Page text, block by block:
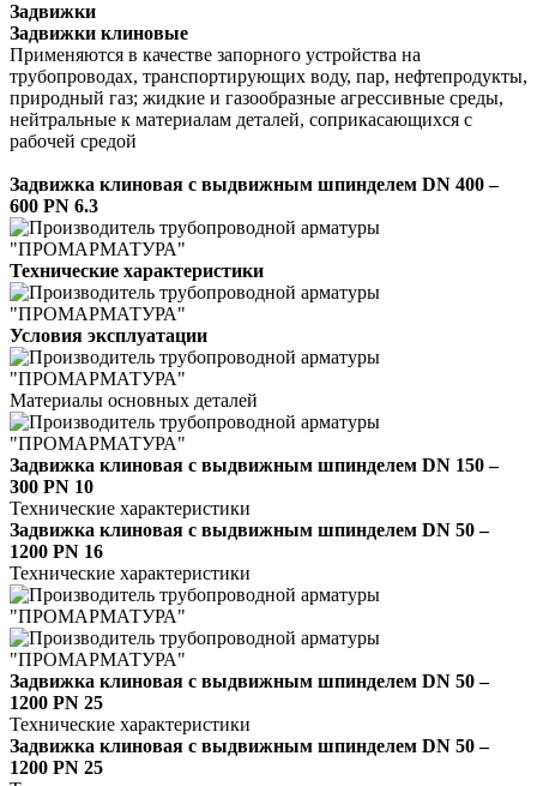
Задвижки
Задвижки клиновые
Применяются в качестве запорного устройства на
трубопроводах, транспортирующих воду, пар, нефтепродукты,
природный газ; жидкие и газообразные агрессивные среды,
нейтральные к материалам деталей, соприкасающихся с
рабочей средой
Задвижка клиновая с выдвижным шпинделем DN 400 –
600 PN 6.3
Технические характеристики
Условия эксплуатации
Материалы основных деталей
Задвижка клиновая с выдвижным шпинделем DN 150 –
300 PN 10
Технические характеристики
Задвижка клиновая с выдвижным шпинделем DN 50 –
1200 PN 16
Технические характеристики
Задвижка клиновая с выдвижным шпинделем DN 50 –
1200 PN 25
Технические характеристики
Задвижка клиновая с выдвижным шпинделем DN 50 –
1200 PN 25